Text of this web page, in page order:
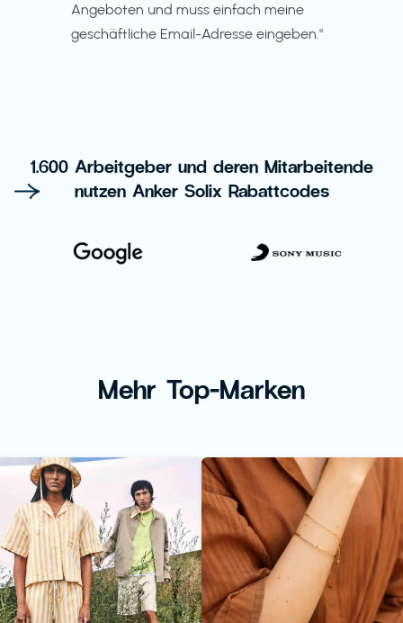
Angeboten und muss einfach meine
geschäftliche Email-Adresse eingeben."
1.600 Arbeitgeber und deren Mitarbeitende
nutzen Anker Solix Rabattcodes
Mehr Top-Marken